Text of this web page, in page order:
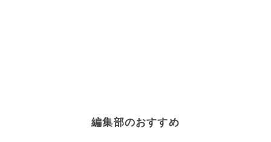
編集部のおすすめ